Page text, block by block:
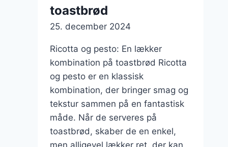
toastbrød
25. december 2024
Ricotta og pesto: En lækker
kombination på toastbrød Ricotta
og pesto er en klassisk
kombination, der bringer smag og
tekstur sammen på en fantastisk
måde. Når de serveres på
toastbrød, skaber de en enkel,
men alligevel lækker ret, der kan